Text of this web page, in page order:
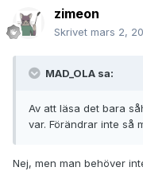
zimeon
Skrivet mars 2,
MAD_OLA sa:
Av att läsa det bara
var. Förändrar inte så
Nej, men man behöver